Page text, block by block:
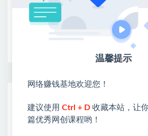
站长微信：无
温馨提示
网络赚钱基地欢迎您！
建议使用 Ctrl + D 收藏本站，让
篇优秀网创课程哟！